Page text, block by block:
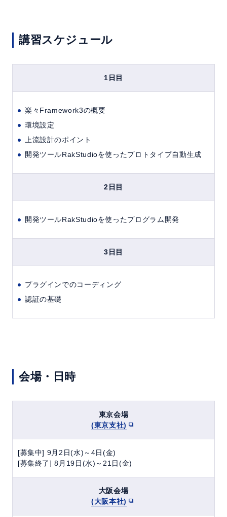
講習スケジュール
1日目
楽々Framework3の概要
環境設定
上流設計のポイント
開発ツールRakStudioを使ったプロトタイプ自動生成
2日目
開発ツールRakStudioを使ったプログラム開発
3日目
プラグインでのコーディング
認証の基礎
会場・日時
東京会場
(東京支社)
[募集中] 9月2日(水)～4日(金)
[募集終了] 8月19日(水)～21日(金)
大阪会場
(大阪本社)